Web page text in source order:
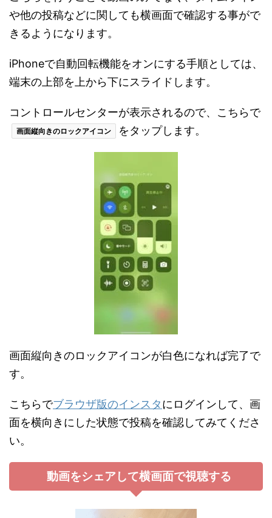
や他の投稿などに関しても横画面で確認する事がで
きるようになります。
iPhoneで自動回転機能をオンにする手順としては、
端末の上部を上から下にスライドします。
コントロールセンターが表示されるので、こちらで
画面縦向きのロックアイコン をタップします。
画面縦向きのロックアイコンが白色になれば完了で
す。
こちらでブラウザ版のインスタにログインして、画
面を横向きにした状態で投稿を確認してみてくださ
い。
動画をシェアして横画面で視聴する